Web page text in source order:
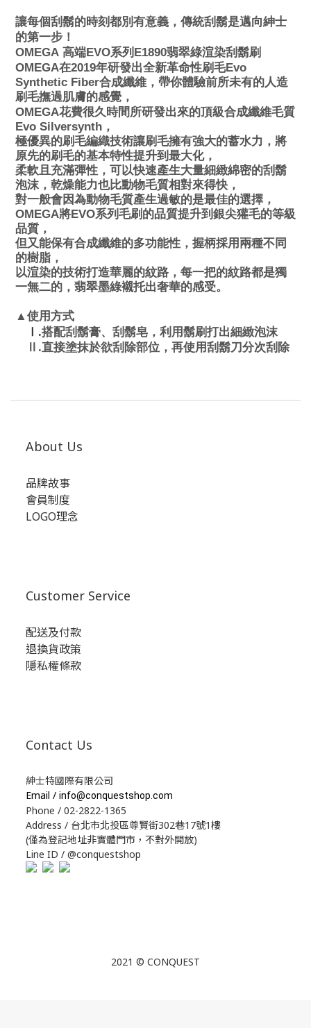
讓每個刮鬍的時刻都別有意義，傳統刮鬍是邁向紳士
的第一步！
OMEGA 高端EVO系列E1890翡翠綠渲染刮鬍刷
OMEGA在2019年研發出全新革命性刷毛Evo
Synthetic Fiber合成纖維， 帶你體驗前所未有的人造
刷毛撫過肌膚的感覺，
OMEGA花費很久時間所研發出來的頂級合成纖維毛質
Evo Silversynth，
極優異的刷毛編織技術讓刷毛擁有強大的蓄水力，將
原先的刷毛的基本特性提升到最大化，
柔軟且充滿彈性，可以快速產生大量細緻綿密的刮鬍
泡沫，乾燥能力也比動物毛質相對來得快，
對一般會因為動物毛質產生過敏的是最佳的選擇，
OMEGA將EVO系列毛刷的品質提升到銀尖獾毛的等級
品質，
但又能保有合成纖維的多功能性， 握柄採用兩種不同
的樹脂，
以渲染的技術打造華麗的紋路，每一把的紋路都是獨
一無二的， 翡翠墨綠襯托出奢華的感受。
▲使用方式
Ⅰ .搭配刮鬍膏、刮鬍皂，利用鬍刷打出細緻泡沫
.直接塗抹於欲刮除部位，再使用刮鬍刀分次刮除
About Us
品牌故事
會員制度
LOGO理念
Customer Service
配送及付款
退換貨政策
隱私權條款
Contact Us
紳士特國際有限公司
Email / info@conquestshop.com
Phone / 02-2822-1365
Address / 台北市北投區尊賢街302巷17號1樓
(僅為登記地址非實體門市，不對外開放)
Line ID / @conquestshop
2021 © CONQUEST